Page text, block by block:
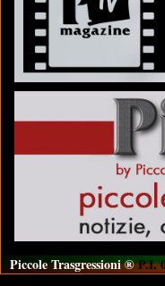
Piccole Trasgressioni ®P.I.